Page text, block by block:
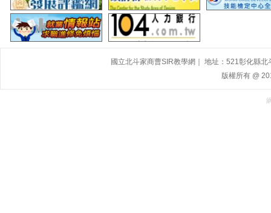
國立北斗家商曹SIR教學網｜ 地址：521彰化縣
版權所有 @